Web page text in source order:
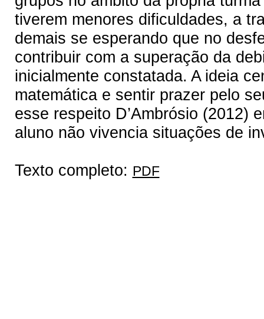
tiverem menores dificuldades, a
demais se esperando que no
contribuir com a superação da
inicialmente constatada. A ideia
matemática e sentir prazer pelo
esse respeito D’Ambrósio (2012)
aluno não vivencia situações de
Texto completo: PDF